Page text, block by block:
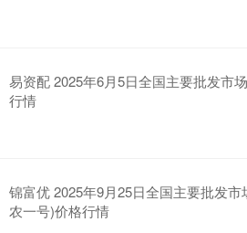
易资配 2025年6月5日全国主要批发市
行情
锦富优 2025年9月25日全国主要批发市
农一号)价格行情